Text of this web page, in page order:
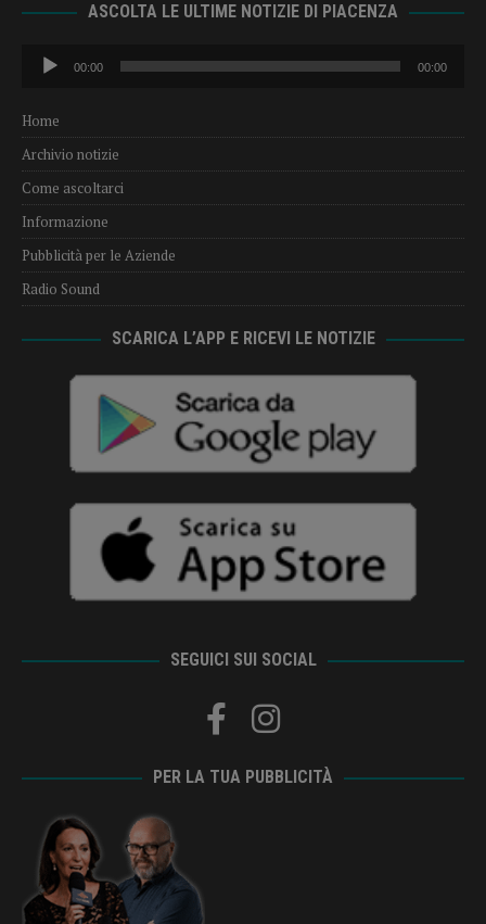
ASCOLTA LE ULTIME NOTIZIE DI PIACENZA
Audio
Player
00:00 00:00
Home
Archivio notizie
Come ascoltarci
Informazione
Pubblicità per le Aziende
Radio Sound
SCARICA L’APP E RICEVI LE NOTIZIE
SEGUICI SUI SOCIAL
PER LA TUA PUBBLICITÀ